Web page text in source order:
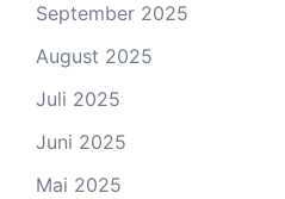
September 2025
August 2025
Juli 2025
Juni 2025
Mai 2025